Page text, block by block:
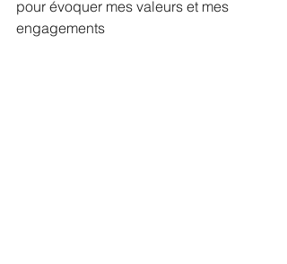
pour évoquer mes valeurs et mes
engagements